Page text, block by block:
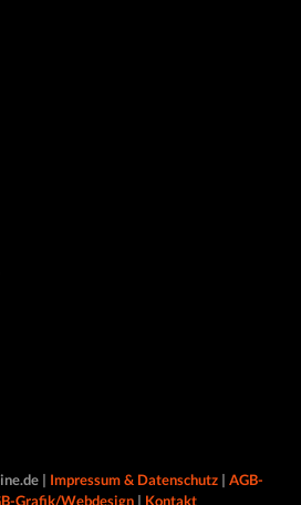
| Impressum & Datenschutz | AGB-
Grafik/Webdesign| Kontakt